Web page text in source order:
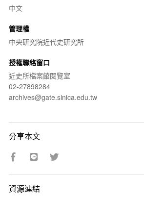
中文
管理權
中央研究院近代史研究所
授權聯絡窗口
近史所檔案館閱覽室
02-27898284
archives@gate.sinica.edu.tw
分享本文
資源連結